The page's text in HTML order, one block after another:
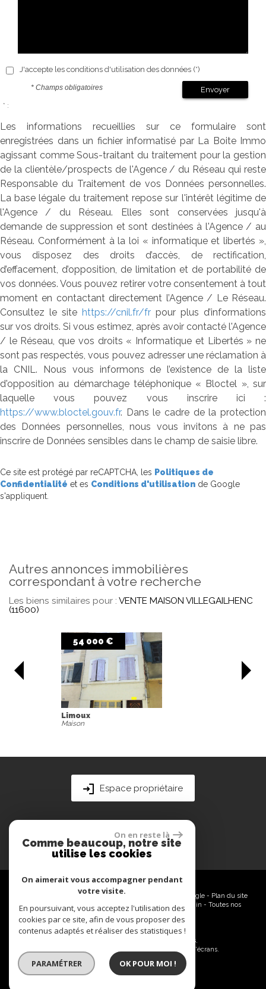
J'accepte les conditions d'utilisation des données (*)
Envoyer
* Champs obligatoires
* :
Les informations recueillies sur ce formulaire sont
enregistrées dans un fichier informatisé par La Boite Immo
agissant comme Sous-traitant du traitement pour la gestion
de la clientèle/prospects de l'Agence / du Réseau qui reste
Responsable du Traitement de vos Données personnelles.
La base légale du traitement repose sur l'intérêt légitime de
l'Agence / du Réseau. Elles sont conservées jusqu'à
demande de suppression et sont destinées à l'Agence / au
Réseau. Conformément à la loi « informatique et libertés »,
vous disposez des droits d’accès, de rectification,
d’effacement, d’opposition, de limitation et de portabilité de
vos données. Vous pouvez retirer votre consentement à tout
moment en contactant directement l’Agence / Le Réseau.
Consultez le site https://cnil.fr/fr pour plus d’informations
sur vos droits. Si vous estimez, après avoir contacté l'Agence
/ le Réseau, que vos droits « Informatique et Libertés » ne
sont pas respectés, vous pouvez adresser une réclamation à
la CNIL. Nous vous informons de l’existence de la liste
d'opposition au démarchage téléphonique « Bloctel », sur
laquelle vous pouvez vous inscrire ici :
https://www.bloctel.gouv.fr. Dans le cadre de la protection
des Données personnelles, nous vous invitons à ne pas
inscrire de Données sensibles dans le champ de saisie libre.
Ce site est protégé par reCAPTCHA, les Politiques de
Confidentialité et es Conditions d'utilisation de Google
s'appliquent.
autres annonces immobilières
correspondant à votre recherche
Les biens similaires pour : VENTE MAISON VILLEGAILHENC
(11600)
75 000 €
Tourreilles
Cave
Espace propriétaire
© 2026 | Tous droits réservés | Traduction powered by Google - Plan du site
Mentions légales Nos honoraires- Partenaires - Admin - Toutes nos
Site internet compatible multi-supports,
un seul site adaptable à tous les types d'écrans.
On en reste là
Comme beaucoup, notre site
utilise les cookies
On aimerait vous accompagner pendant
votre visite.
En poursuivant, vous acceptez l'utilisation des
cookies par ce site, afin de vous proposer des
contenus adaptés et réaliser des statistiques !
PARAMÉTRER OK POUR MOI !